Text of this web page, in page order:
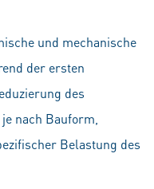
und mechanische
der ersten
des
nach Bauform,
Belastung des